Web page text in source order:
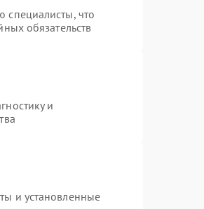
специалисты, что
обязательств
и
и установленные